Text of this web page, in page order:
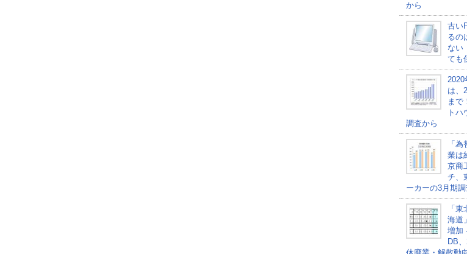
から
古い
るの
ない
ても
2020
は、
まで
トハ
調査から
「
業は
京商
チ、
ーカーの3月期調
「
海道
増加
DB